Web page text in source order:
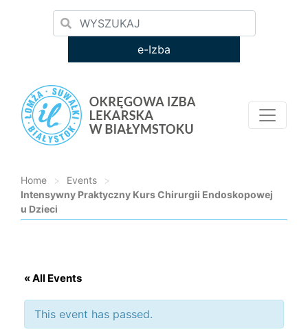
e-Izba
Home > Events
>
Intensywny Praktyczny Kurs Chirurgii Endoskopowej
u Dzieci
« All Events
This event has passed.